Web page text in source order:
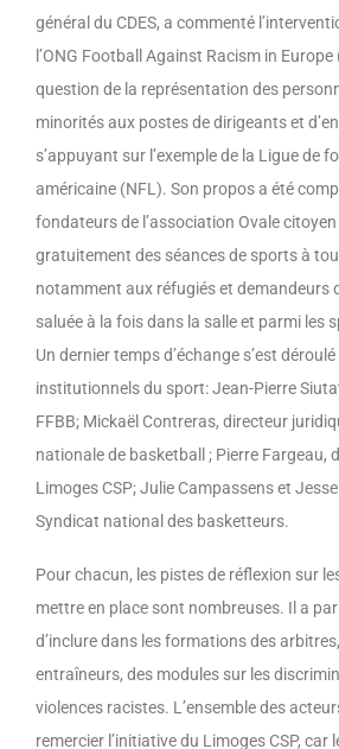
général du CDES, a commenté
l’ONG Football Against Racism in Europe
question de la représentation des
minorités aux postes de dirigeants et
s’appuyant sur l’exemple de la Ligue de
américaine (NFL). Son propos a été
fondateurs de l’association Ovale
gratuitement des séances de sports à
notamment aux réfugiés et demandeurs
saluée à la fois dans la salle et parmi les
Un dernier temps d’échange s’est
institutionnels du sport: Jean-Pierre
FFBB; Mickaël Contreras, directeur
nationale de basketball ; Pierre Fargeau,
Limoges CSP; Julie Campassens et
Syndicat national des basketteurs.
Pour chacun, les pistes de réflexion sur
mettre en place sont nombreuses. Il a
d’inclure dans les formations des
entraîneurs, des modules sur les
violences racistes. L’ensemble des
remercier l’initiative du Limoges CSP, car